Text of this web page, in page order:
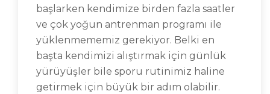
başlarken kendimize birden fazla saatler
ve çok yoğun antrenman programı ile
yüklenmememiz gerekiyor. Belki en
başta kendimizi alıştırmak için günlük
yürüyüşler bile sporu rutinimiz haline
getirmek için büyük bir adım olabilir.